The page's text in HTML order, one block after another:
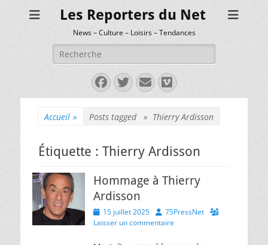
Les Reporters du Net
News – Culture – Loisirs – Tendances
Rechercher :
Facebook
Twitter
E-
mail
Vimeo
Accueil » Posts tagged » Thierry Ardisson
Étiquette : Thierry Ardisson
Hommage à Thierry
Ardisson
Posted
on
15 juillet 2025 Author
75PressNet
Laisser un commentaire